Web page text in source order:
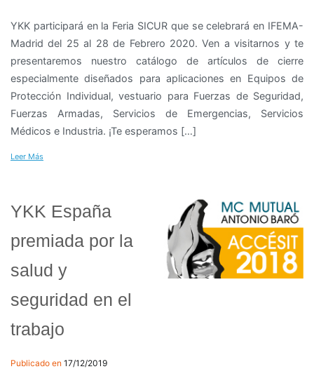
YKK participará en la Feria SICUR que se celebrará en IFEMA-
Madrid del 25 al 28 de Febrero 2020. Ven a visitarnos y te
presentaremos nuestro catálogo de artículos de cierre
especialmente diseñados para aplicaciones en Equipos de
Protección Individual, vestuario para Fuerzas de Seguridad,
Fuerzas Armadas, Servicios de Emergencias, Servicios
Médicos e Industria. ¡Te esperamos […]
Leer Más
YKK España
premiada por la
salud y
seguridad en el
trabajo
Publicado en 17/12/2019